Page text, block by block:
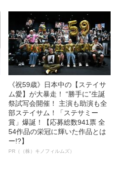
《祝59歳》日本中の【ステイサ
ム愛】が大暴走！ “勝手に”生誕
祭試写会開催！ 主演も助演も全
部ステイサム！「ステサミー
賞」爆誕！【応募総数941票 全
54作品の栄冠に輝いた作品とは
ー!?】
PR（（株）キノフィルムズ）